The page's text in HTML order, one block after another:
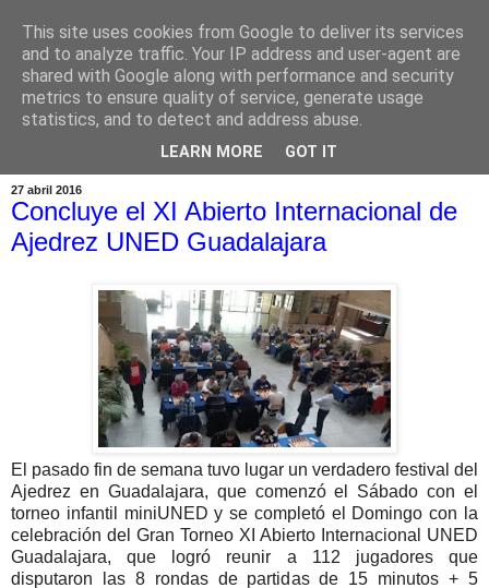
27 abril 2016
Concluye el XI Abierto Internacional de
Ajedrez UNED Guadalajara
El pasado fin de semana tuvo lugar un verdadero festival del
Ajedrez en Guadalajara, que comenzó el Sábado con el
torneo infantil miniUNED y se completó el Domingo con la
celebración del Gran Torneo XI Abierto Internacional UNED
Guadalajara, que logró reunir a 112 jugadores que
disputaron las 8 rondas de partidas de 15 minutos + 5
This site uses cookies from Google to deliver its services
and to analyze traffic. Your IP address and user-agent are
shared with Google along with performance and security
metrics to ensure quality of service, generate usage
statistics, and to detect and address abuse.
LEARN MORE GOT IT